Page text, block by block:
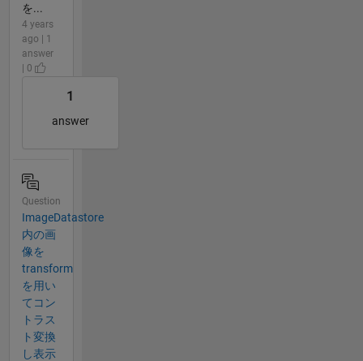
を...
4 years
ago | 1
answer
| 0
1
answer
Question
ImageDatastore
内の画
像を
transform
を用い
てコン
トラス
ト変換
し表示